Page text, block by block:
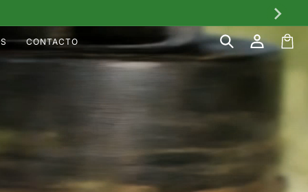
CONTACTO
Iniciar
sesión
Carrito